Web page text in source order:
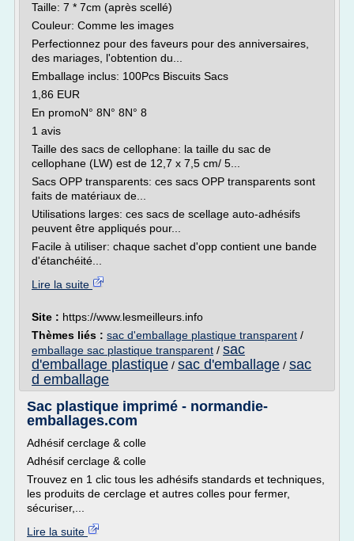
Taille: 7 * 7cm (après scellé)
Couleur: Comme les images
Perfectionnez pour des faveurs pour des anniversaires,
des mariages, l'obtention du...
Emballage inclus: 100Pcs Biscuits Sacs
1,86 EUR
En promoN° 8N° 8N° 8
1 avis
Taille des sacs de cellophane: la taille du sac de
cellophane (LW) est de 12,7 x 7,5 cm/ 5...
Sacs OPP transparents: ces sacs OPP transparents sont
faits de matériaux de...
Utilisations larges: ces sacs de scellage auto-adhésifs
peuvent être appliqués pour...
Facile à utiliser: chaque sachet d'opp contient une bande
d'étanchéité...
Lire la suite
Site : https://www.lesmeilleurs.info
Thèmes liés : sac d'emballage plastique transparent /
emballage sac plastique transparent / sac
d'emballage plastique / sac d'emballage / sac
d emballage
Sac plastique imprimé - normandie-
emballages.com
Adhésif cerclage & colle
Adhésif cerclage & colle
Trouvez en 1 clic tous les adhésifs standards et techniques,
les produits de cerclage et autres colles pour fermer,
sécuriser,...
Lire la suite